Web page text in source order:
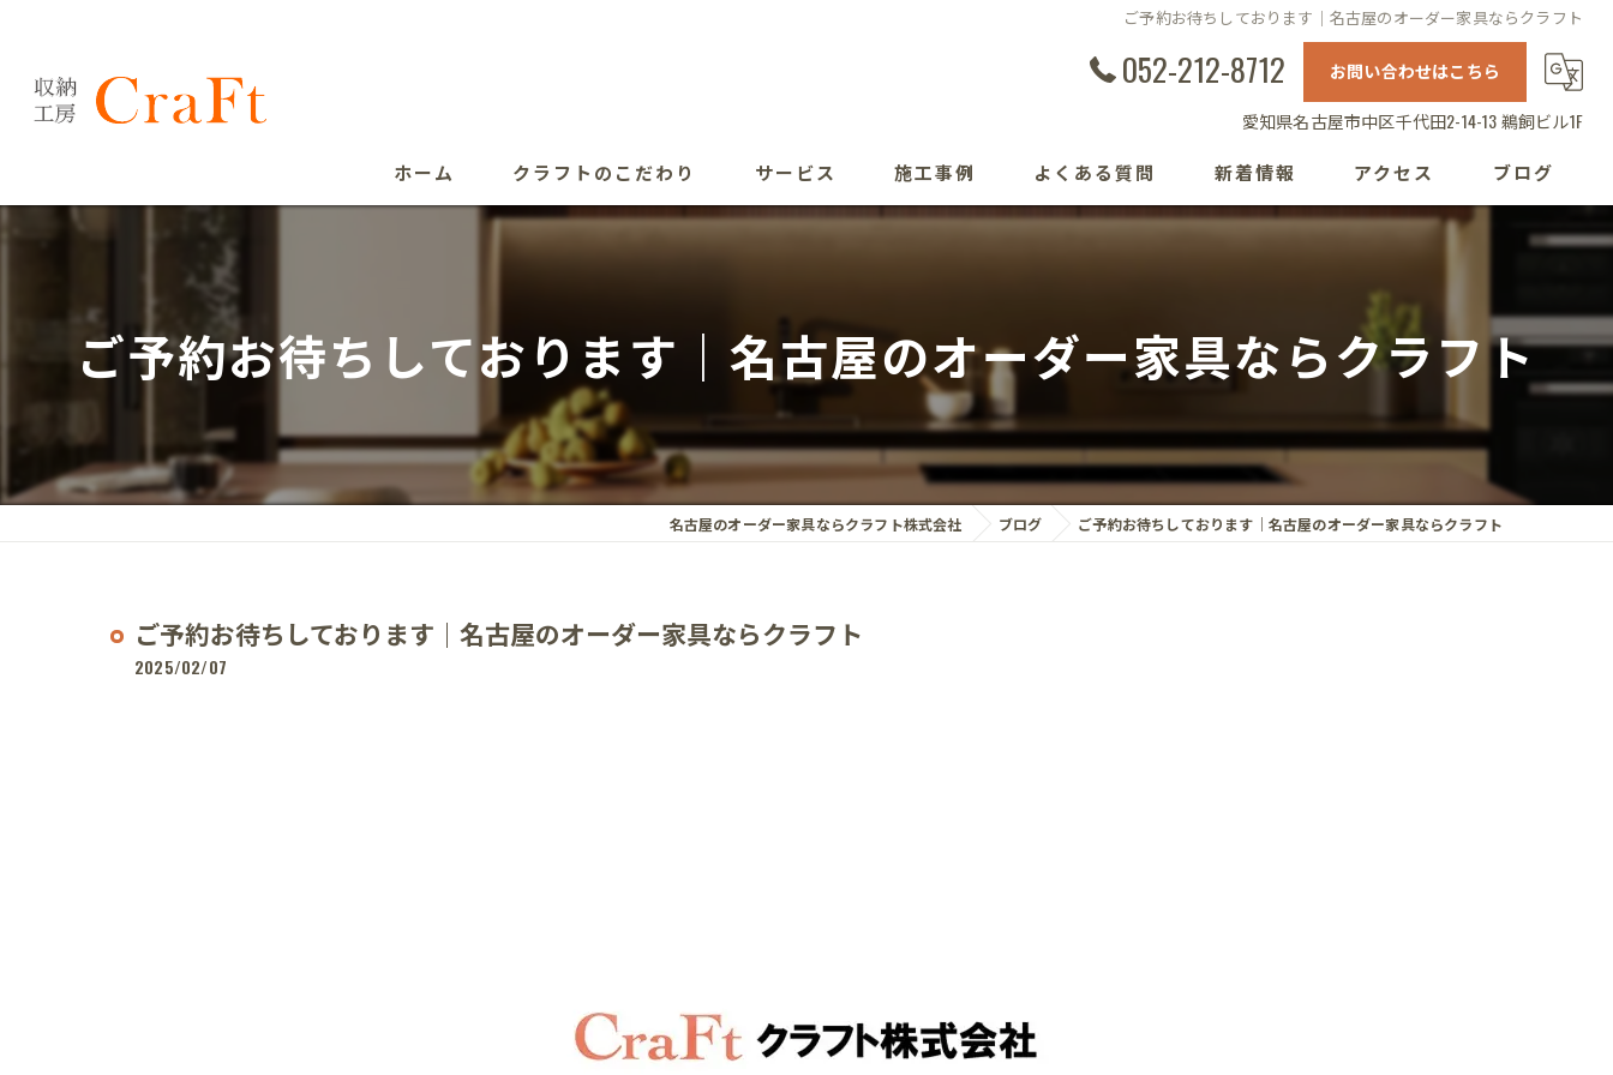
ご予約お待ちしております｜名古屋のオーダー家具ならクラフト
052-212-8712
お問い合わせはこちら
愛知県名古屋市中区千代田2-14-13 鵜飼ビル1F
ホーム クラフトのこだわり サービス 施工事例 よくある質問 新着情報 アクセス ブログ
ご予約お待ちしております｜名古屋のオーダー家具ならクラフト
名古屋のオーダー家具ならクラフト株式会社 ブログ ご予約お待ちしております｜名古屋のオーダー家具ならクラフト
ご予約お待ちしております｜名古屋のオーダー家具ならクラフト
2025/02/07